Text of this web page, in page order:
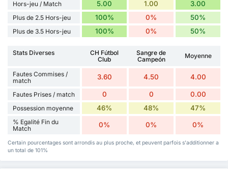
Hors-jeu / Match 5.00 1.00 3.00
Plus de 2.5 Hors-jeu 100% 0% 50%
Plus de 3.5 Hors-jeu 100% 0% 50%
Stats Diverses
CH Fútbol
Club
Sangre de
Campeón
Moyenne
Fautes Commises /
match
3.60 4.50 4.00
Fautes Prises / match 0 0 0.00
Possession moyenne 46% 48% 47%
% Egalité Fin du
Match
0% 0% 0%
Certain pourcentages sont arrondis au plus proche, et peuvent parfois s'additionner a
un total de 101%